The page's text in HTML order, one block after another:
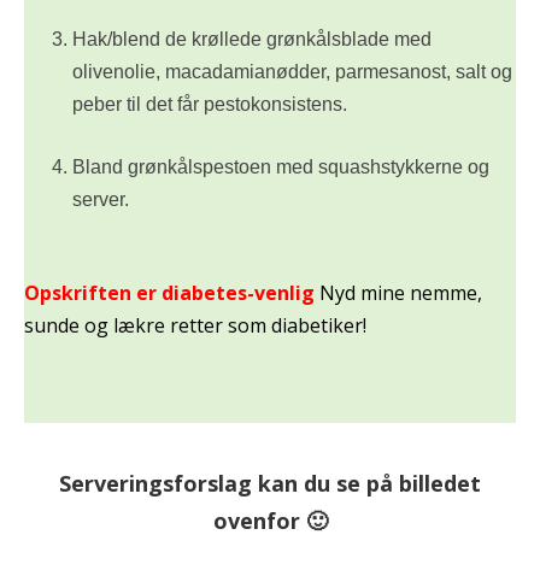
Hak/blend de krøllede grønkålsblade med
olivenolie, macadamianødder, parmesanost, salt og
peber til det får pestokonsistens.
Bland grønkålspestoen med squashstykkerne og
server.
Opskriften er diabetes-venlig Nyd mine nemme,
sunde og lækre retter som diabetiker!
Serveringsforslag kan du se på billedet
ovenfor 🙂